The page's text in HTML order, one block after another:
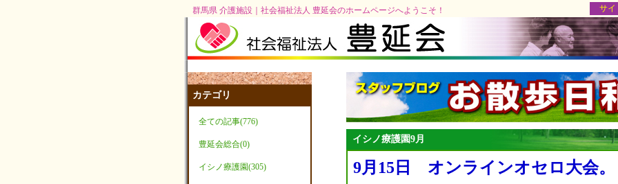
群馬県 介護施設｜社会福祉法人 豊延会のホームページへようこそ！ サイ
カテゴリ
全ての記事(776)
豊延会総合(0)
イシノ療護園(305)
イシノ療護園9月
9月15日 オンラインオセロ大会。